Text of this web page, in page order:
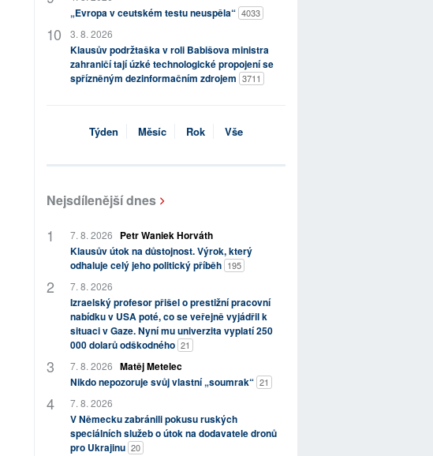
„Evropa v ceutském testu neuspěla“ 4033
3. 8. 2026
Klausův podržtaška v roli Babišova ministra
zahraničí tají úzké technologické propojení se
spřízněným dezinformačním zdrojem 3711
Týden Měsíc Rok Vše
Nejsdílenější dnes
7. 8. 2026
Petr Waniek Horváth
Klausův útok na důstojnost. Výrok, který
odhaluje celý jeho politický příběh 195
7. 8. 2026
Izraelský profesor přišel o prestižní pracovní
nabídku v USA poté, co se veřejně vyjádřil k
situaci v Gaze. Nyní mu univerzita vyplatí 250
000 dolarů odškodného 21
7. 8. 2026 Matěj Metelec
Nikdo nepozoruje svůj vlastní „soumrak“ 21
7. 8. 2026
V Německu zabránili pokusu ruských
speciálních služeb o útok na dodavatele dronů
pro Ukrajinu 20